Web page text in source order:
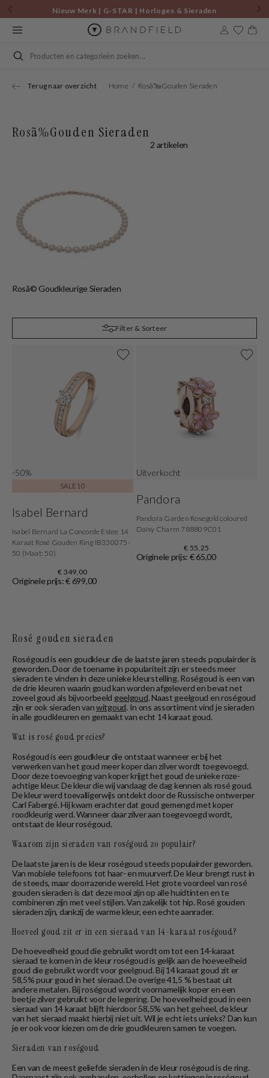
Skip to
content
Nieuw Merk | G-STAR | Horloges & Sieraden
Cart
Search
Terug naar overzicht Home Rosã‰Gouden Sieraden
Rosã‰Gouden Sieraden
2 artikelen
Rosã© Goudkleurige Sieraden
Filter & Sorteer
-50%
SALE10
Isabel Bernard
Isabel Bernard La Concorde Estee 14
Karaat Rosé Gouden Ring IB330075-
50 (Maat: 50)
€ 349,00
Originele prijs: € 699,00
Uitverkocht
Pandora
Pandora Garden Rosegold coloured
Daisy Charm 788809C01
€ 55,25
Originele prijs: € 65,00
Rosé gouden sieraden
Roségoud is een goudkleur die de laatste jaren steeds populairder is
geworden. Door de toename in populariteit zijn er steeds meer
sieraden te vinden in deze unieke kleurstelling. Roségoud is een van
de drie kleuren waarin goud kan worden afgeleverd en bevat net
zoveel goud als bijvoorbeeld geelgoud. Naast geelgoud en roségoud
zijn er ook sieraden vanwitgoud. In ons assortiment vind je sieraden
in alle goudkleuren en gemaakt van echt 14 karaat goud.
Wat is rosé goud precies?
Roségoud is een goudkleur die ontstaat wanneer er bij het
verwerken van het goud meer koper dan zilver wordt toegevoegd.
Door deze toevoeging van koper krijgt het goud de unieke roze-
achtige kleur. De kleur die wij vandaag de dag kennen als rosé goud.
De kleur werd toevalligerwijs ontdekt door de Russische ontwerper
Carl Fabergé. Hij kwam erachter dat goud gemengd met koper
roodkleurig werd. Wanneer daar zilver aan toegevoegd wordt,
ontstaat de kleur roségoud.
Waarom zijn sieraden van roségoud zo populair?
De laatste jaren is de kleur roségoud steeds populairder geworden.
Van mobiele telefoons tot haar- en muurverf. De kleur brengt rust in
de steeds, maar doorrazende wereld. Het grote voordeel van rosé
gouden sieraden is dat deze mooi zijn op alle huidtinten en te
combineren zijn met veel stijlen. Van zakelijk tot hip. Rosé gouden
sieraden zijn, dankzij de warme kleur, een echte aanrader.
Hoeveel goud zit er in een sieraad van 14-karaat roségoud?
De hoeveelheid goud die gebruikt wordt om tot een 14-karaat
sieraad te komen in de kleur roségoud is gelijk aan de hoeveelheid
goud die gebruikt wordt voor geelgoud. Bij 14 karaat goud zit er
58,5% puur goud in het sieraad. De overige 41,5 % bestaat uit
andere metalen. Bij roségoud wordt voornamelijk koper en een
beetje zilver gebruikt voor de legering. De hoeveelheid goud in een
sieraad van 14 karaat blijft hierdoor 58,5% van het geheel, de kleur
van het sieraad maakt hierbij niet uit. Wil je echt iets unieks? Dan kun
je er ook voor kiezen om de drie goudkleuren samen te voegen.
Sieraden van roségoud
Een van de meest geliefde sieraden in de kleur roségoud is de ring.